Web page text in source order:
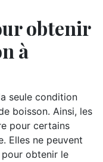
obtenir
à
seule condition
boisson. Ainsi, les
pour certains
Elles ne peuvent
obtenir le